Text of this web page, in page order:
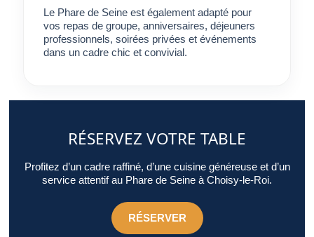
Le Phare de Seine est également adapté pour
vos repas de groupe, anniversaires, déjeuners
professionnels, soirées privées et événements
dans un cadre chic et convivial.
RÉSERVEZ VOTRE TABLE
Profitez d’un cadre raffiné, d’une cuisine généreuse et d’un
service attentif au Phare de Seine à Choisy-le-Roi.
RÉSERVER